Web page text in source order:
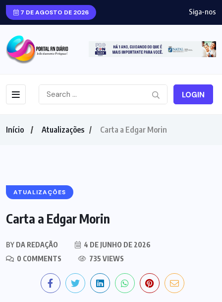
7 DE AGOSTO DE 2026 Siga-nos
LOGIN
Início Atualizações Carta a Edgar Morin
ATUALIZAÇÕES
Carta a Edgar Morin
BY DA REDAÇÃO
4 DE JUNHO DE 2026
0 COMMENTS
735 VIEWS